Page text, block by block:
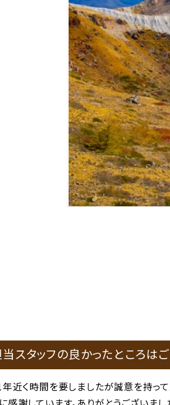
スタッフの良かったところは
近く時間を要しましたが誠意を持っ